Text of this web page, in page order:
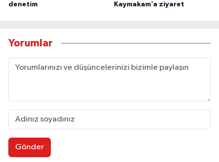
denetim Kaymakam’a ziyaret
Yorumlar
Gönder